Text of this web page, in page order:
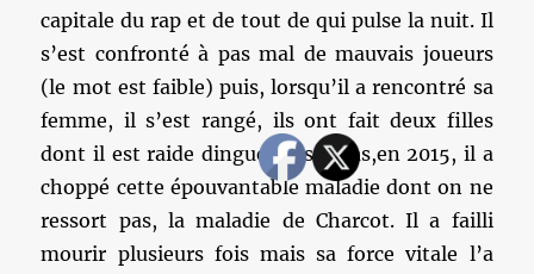
capitale du rap et de tout de qui pulse la nuit. Il
s’est confronté à pas mal de mauvais joueurs
(le mot est faible) puis, lorsqu’il a rencontré sa
femme, il s’est rangé, ils ont fait deux filles
dont il est raide dingue puis hélas,en 2015, il a
choppé cette épouvantable maladie dont on ne
ressort pas, la maladie de Charcot. Il a failli
mourir plusieurs fois mais sa force vitale l’a